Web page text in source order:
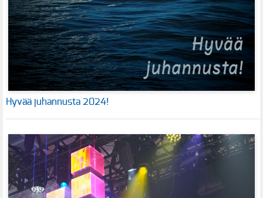
Hyvää juhannusta 2024!